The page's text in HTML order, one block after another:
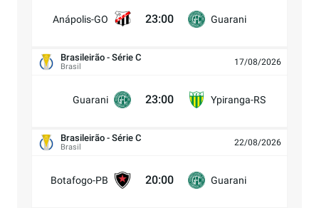
Anápolis-GO 23:00 Guarani
Brasileirão - Série C
Brasil 17/08/2026
Guarani 23:00 Ypiranga-RS
Brasileirão - Série C
Brasil 22/08/2026
Botafogo-PB 20:00 Guarani